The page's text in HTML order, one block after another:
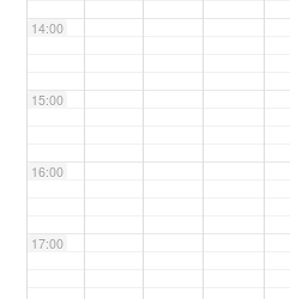
14:00
15:00
16:00
17:00